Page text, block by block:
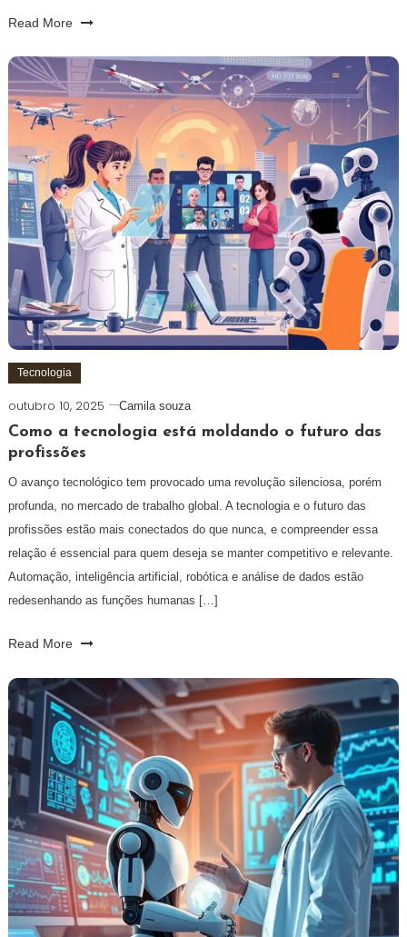
Read More
Tecnologia
outubro 10, 2025 Camila souza
Como a tecnologia está moldando o futuro das
profissões
O avanço tecnológico tem provocado uma revolução silenciosa, porém
profunda, no mercado de trabalho global. A tecnologia e o futuro das
profissões estão mais conectados do que nunca, e compreender essa
relação é essencial para quem deseja se manter competitivo e relevante.
Automação, inteligência artificial, robótica e análise de dados estão
redesenhando as funções humanas […]
Read More